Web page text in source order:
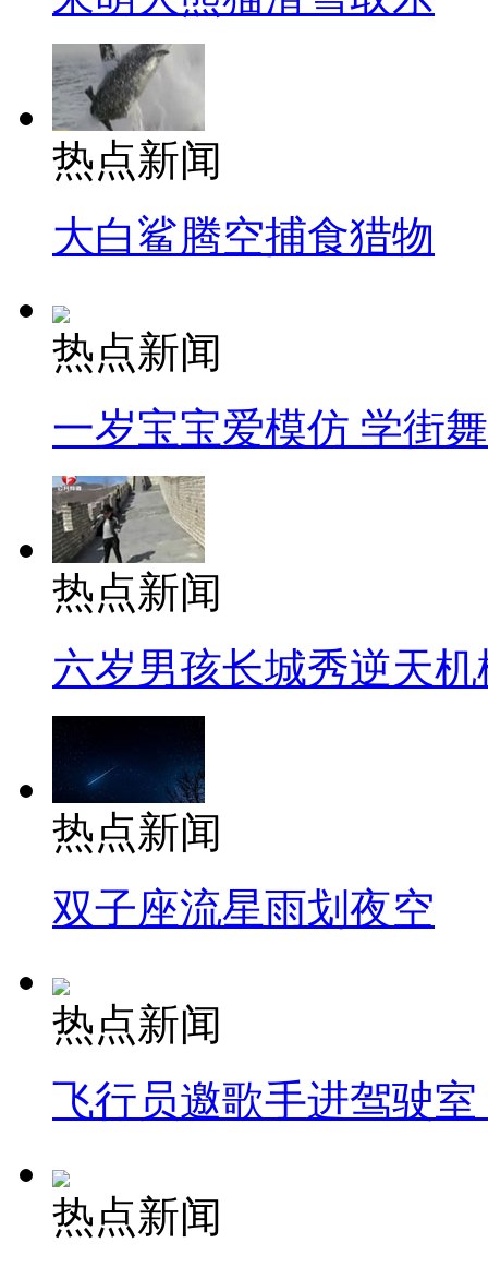
热点新闻
大白鲨腾空捕食猎物
热点新闻
一岁宝宝爱模仿 学街
热点新闻
六岁男孩长城秀逆天机
热点新闻
双子座流星雨划夜空
热点新闻
飞行员邀歌手进驾驶
热点新闻